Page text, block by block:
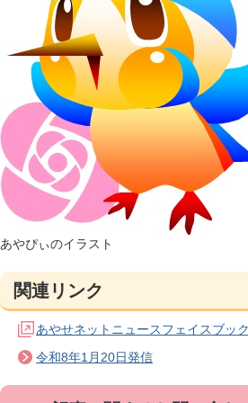
あやぴぃのイラスト
関連リンク
あやせネットニュースフェイスブッ
令和8年1月20日発信